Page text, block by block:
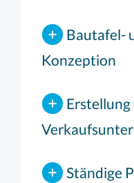
Bautafel-
Konzeption
Ständige